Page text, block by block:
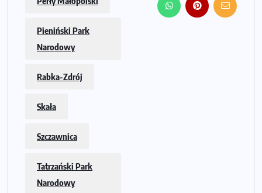
Pieniński Park
Narodowy
Rabka-Zdrój
Skała
Szczawnica
Tatrzański Park
Narodowy